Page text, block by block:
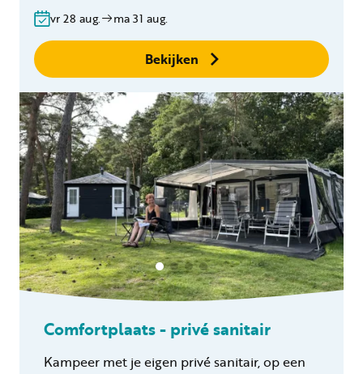
binnen 24 uur
Geen boekingskosten
vr 28 aug. ma 31 aug.
Bekijken
Comfortplaats - privé sanitair
Kampeer met je eigen privé sanitair, op een